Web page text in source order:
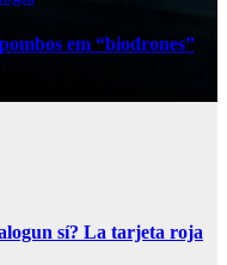
em “biodrones”
sí? La tarjeta roja